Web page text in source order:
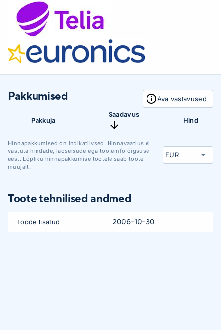
Pakkumised Ava vastavused
Pakkuja
Saadavus
Hind
Hinnapakkumised on indikatiivsed. Hinnavaatlus ei
vastuta hindade, laoseisude ega tooteinfo õigsuse
eest. Lõpliku hinnapakkumise tootele saab toote
müüjalt.
Toote tehnilised andmed
Toode lisatud 2006-10-30